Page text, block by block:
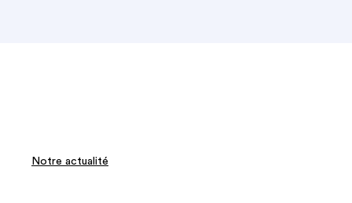
Notre actualité